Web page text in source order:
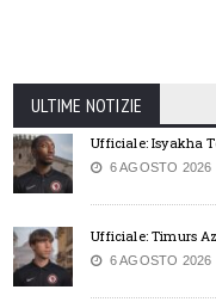
ULTIME NOTIZIE
Ufficiale: Isyakha
6 AGOSTO 2026
Ufficiale: Timurs
6 AGOSTO 2026